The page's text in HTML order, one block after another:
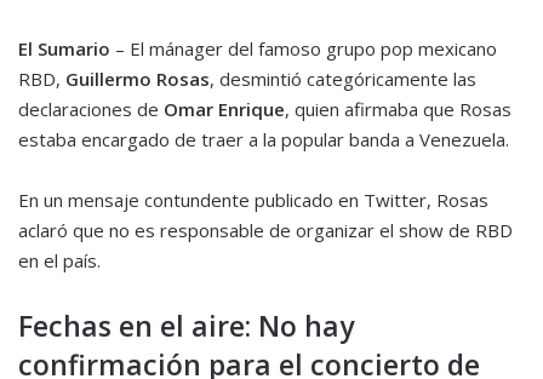
El Sumario – El mánager del famoso grupo pop mexicano
RBD, Guillermo Rosas, desmintió categóricamente las
declaraciones de Omar Enrique, quien afirmaba que Rosas
estaba encargado de traer a la popular banda a Venezuela.
En un mensaje contundente publicado en Twitter, Rosas
aclaró que no es responsable de organizar el show de RBD
en el país.
Fechas en el aire: No hay
confirmación para el concierto de